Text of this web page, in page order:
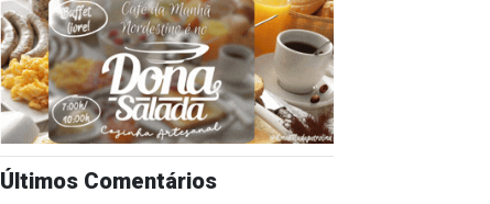
Últimos Comentários